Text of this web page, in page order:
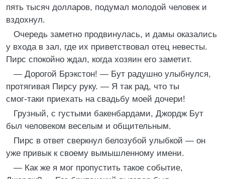
пять тысяч долларов, подумал молодой человек и
вздохнул.
Очередь заметно продвинулась, и дамы оказались
у входа в зал, где их приветствовал отец невесты.
Пирс спокойно ждал, когда хозяин его заметит.
— Дорогой Брэкстон! — Бут радушно улыбнулся,
протягивая Пирсу руку. — Я так рад, что ты
смог‑таки приехать на свадьбу моей дочери!
Грузный, с густыми бакенбардами, Джордж Бут
был человеком веселым и общительным.
Пирс в ответ сверкнул белозубой улыбкой — он
уже привык к своему вымышленному имени.
— Как же я мог пропустить такое событие,